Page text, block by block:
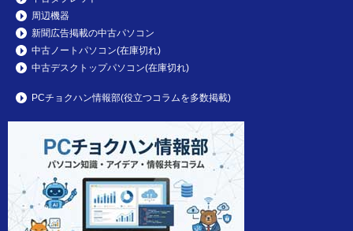
周辺機器
新聞広告掲載の中古パソコン
中古ノートパソコン(在庫切れ)
中古デスクトップパソコン(在庫切れ)
PCチョクハン情報部(役立つコラムを多数掲載)